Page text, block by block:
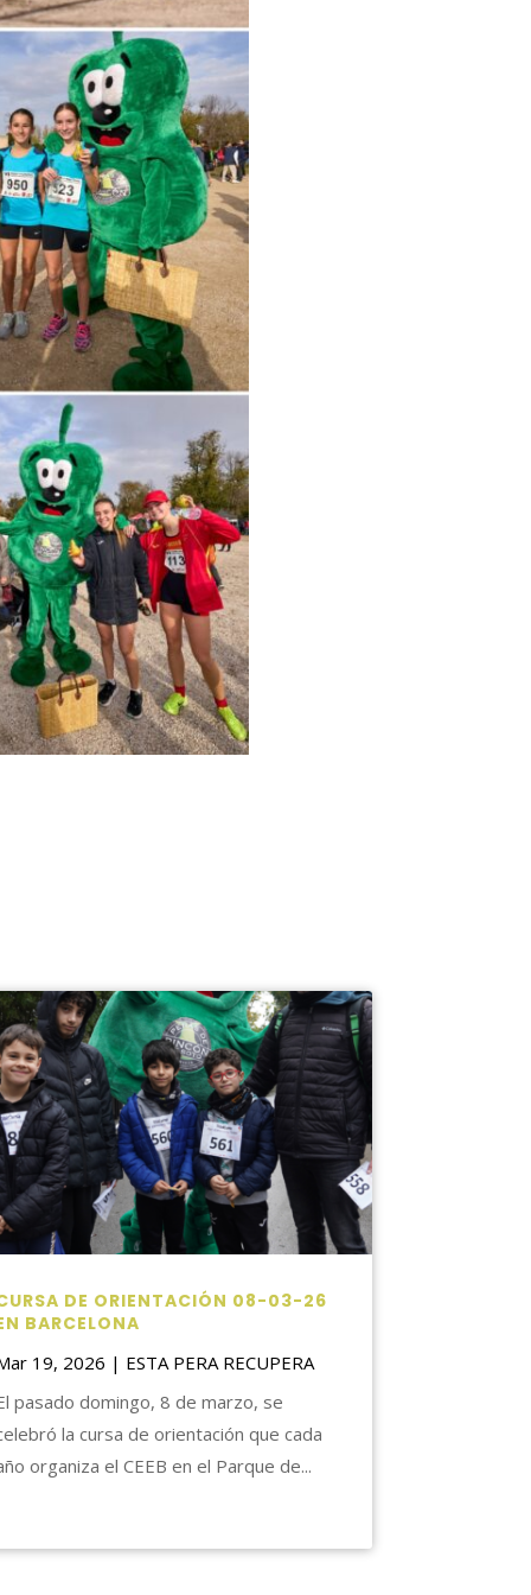
DE ORIENTACIÓN 08-03-26
BARCELONA
19, 2026 | ESTA PERA RECUPERA
pasado domingo, 8 de marzo, se
la cursa de orientación que cada
organiza el CEEB en el Parque de...